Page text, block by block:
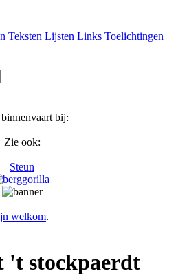
Teksten Lijsten Links Toelichtingen
bij:
Zie ook:
Steun
welkom.
stockpaerdt